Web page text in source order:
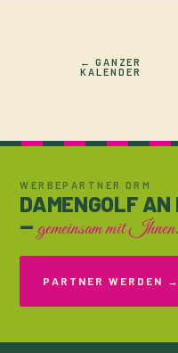
← GANZER
KALENDER
WERBEPARTNER DRM
DAMENGOLF AN
— gemeinsam mit Ihnen.
PARTNER WERDEN →